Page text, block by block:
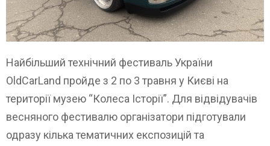
Найбільший технічний фестиваль України
OldCarLand пройде з 2 по 3 травня у Києві на
території музею “Колеса Історії”. Для відвідувачів
весняного фестивалю організатори підготували
одразу кілька тематичних експозицій та